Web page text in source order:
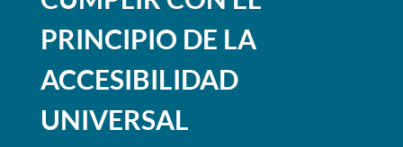
PRINCIPIO DE LA
ACCESIBILIDAD
UNIVERSAL